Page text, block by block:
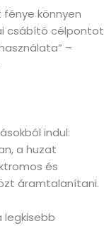
könnyen
csábító célpontot
–
indul:
a huzat
és
áramtalanítani.
legkisebb